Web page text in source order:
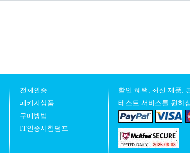
전체인증
패키지상품
구매방법
IT인증시험덤프
할인 혜택, 최신 제품,
테스트 서비스를 원하